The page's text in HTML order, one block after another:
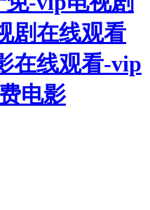
剧在线观看
在线观看-vip
电影